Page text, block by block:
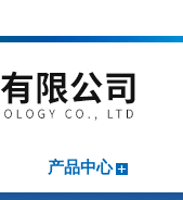
产品中心